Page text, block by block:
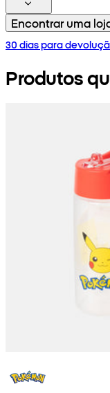
Encontrar uma
30 dias para
Produtos